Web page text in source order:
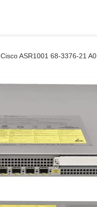
Cisco ASR1001 68-3376-21 A0